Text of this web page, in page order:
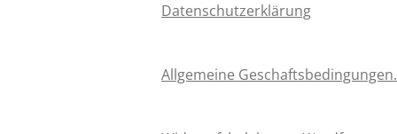
Datenschutzerklärung
Allgemeine